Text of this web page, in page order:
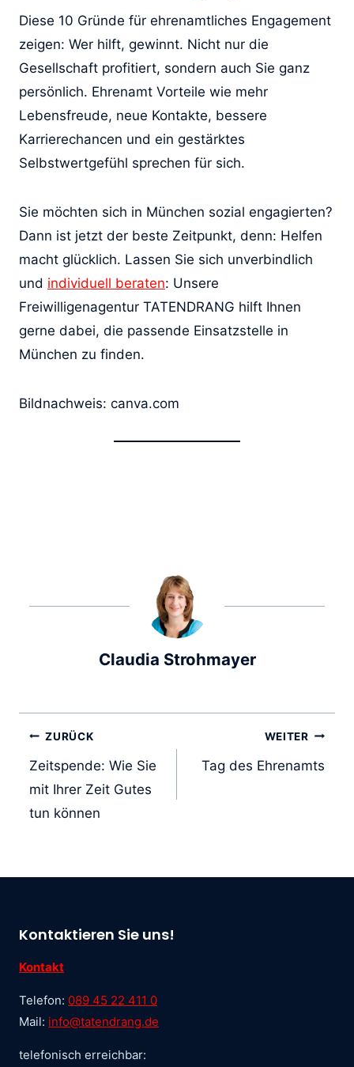
Diese 10 Gründe für ehrenamtliches Engagement
zeigen: Wer hilft, gewinnt. Nicht nur die
Gesellschaft profitiert, sondern auch Sie ganz
persönlich. Ehrenamt Vorteile wie mehr
Lebensfreude, neue Kontakte, bessere
Karrierechancen und ein gestärktes
Selbstwertgefühl sprechen für sich.
Sie möchten sich in München sozial engagierten?
Dann ist jetzt der beste Zeitpunkt, denn: Helfen
macht glücklich. Lassen Sie sich unverbindlich
und individuell beraten: Unsere
Freiwilligenagentur TATENDRANG hilft Ihnen
gerne dabei, die passende Einsatzstelle in
München zu finden.
Bildnachweis: canva.com
Claudia Strohmayer
ZURÜCK
Zeitspende: Wie Sie
mit Ihrer Zeit Gutes
tun können
WEITER
Tag des Ehrenamts
Kontaktieren Sie uns!
Kontakt
Telefon: 089 45 22 411 0
Mail: info@tatendrang.de
telefonisch erreichbar: